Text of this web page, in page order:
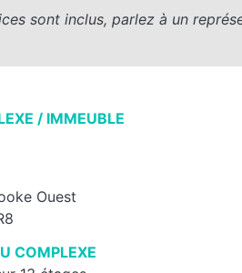
sont inclus, parlez à un
/ IMMEUBLE
Ouest
COMPLEXE